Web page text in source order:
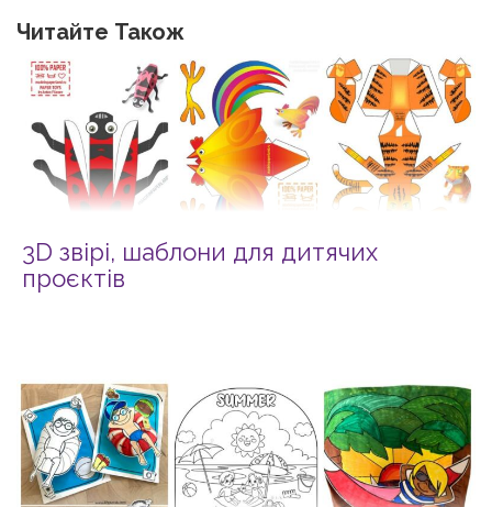
Читайте Також
3D звірі, шаблони для дитячих
проєктів